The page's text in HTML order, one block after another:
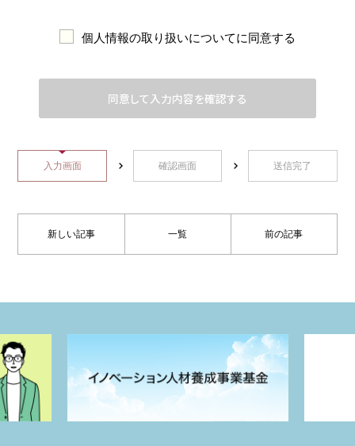
る皆様の情報を収集しています。収集した情報は
利用目的の範囲内で適切に取り扱います。
2.個人情報の収集について
収集します。
当サイトでは、個人の氏名、住所、電話番号な
2-2で収集した情報は、お問い合わせ内容に応じ
て担当部局に転送することがあります。また、
お問い合わせの回答や確認のため、お名前、メ
ールアドレスを利用します。
個人情報の取り扱いについてに同意する
入力画面 確認画面 送信完了
新しい記事 一覧 前の記事